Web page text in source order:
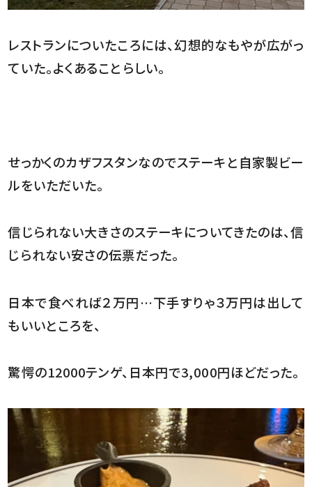
レストランについたころには、幻想的なもやが広がっ
ていた。よくあることらしい。
せっかくのカザフスタンなのでステーキと自家製ビー
ルをいただいた。
信じられない大きさのステーキについてきたのは、信
じられない安さの伝票だった。
日本で食べれば２万円…下手すりゃ３万円は出して
もいいところを、
驚愕の12000テンゲ、日本円で3,000円ほどだった。